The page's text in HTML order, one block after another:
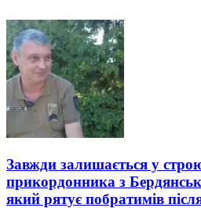
Завжди залишається у
прикордонника з
який рятує побратимів